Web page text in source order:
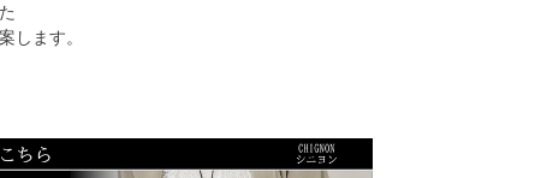
します。